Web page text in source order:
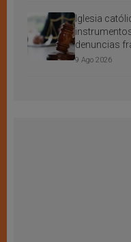
Iglesia
denuncias
9 Ago 2026